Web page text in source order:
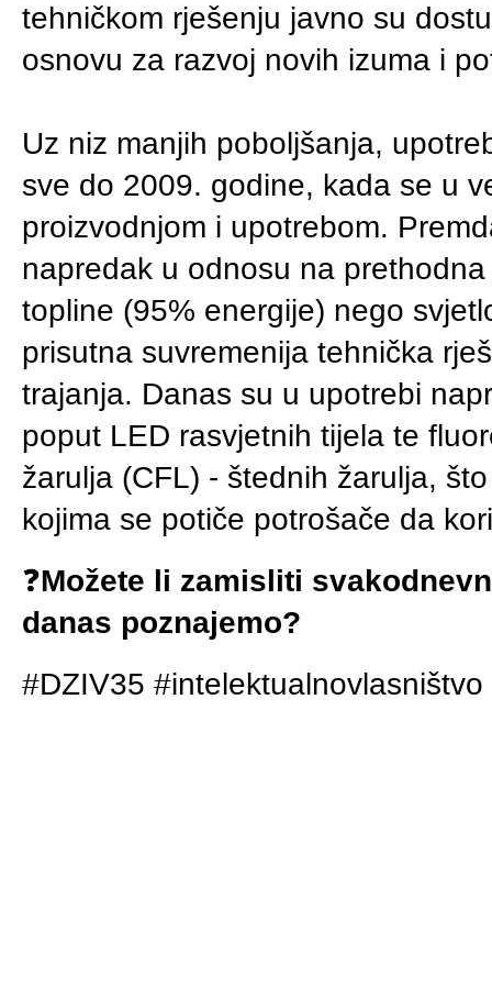
tehničkom rješenju javno su
osnovu za razvoj novih izuma i
Uz niz manjih poboljšanja,
sve do 2009. godine, kada se u
proizvodnjom i upotrebom.
napredak u odnosu na
topline (95% energije) nego
prisutna suvremenija tehnička
trajanja. Danas su u upotrebi
poput LED rasvjetnih tijela te
žarulja (CFL) - štednih žarulja,
kojima se potiče potrošače da
❓Možete li zamisliti
danas poznajemo?
#DZIV35